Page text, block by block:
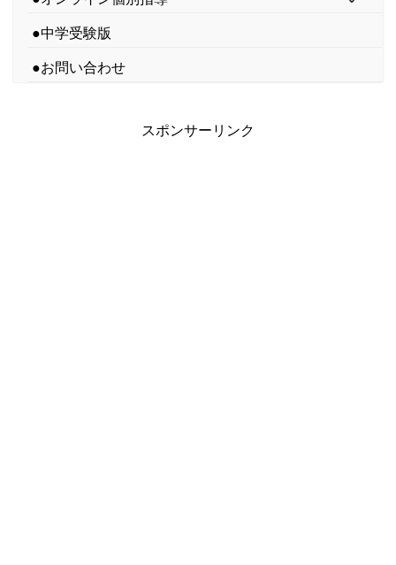
●中学受験版
●お問い合わせ
スポンサーリンク